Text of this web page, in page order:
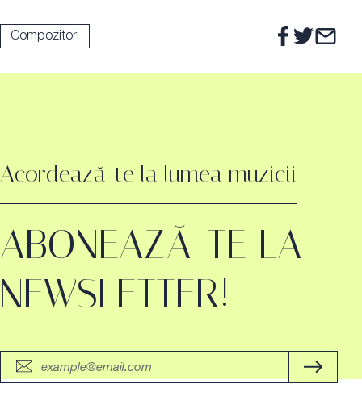
Compozitori
Acordează-te la lumea muzicii
ABONEAZĂ-TE LA
NEWSLETTER!